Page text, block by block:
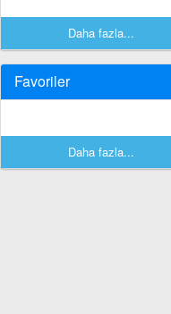
Daha fazla...
Favoriler
Daha fazla...